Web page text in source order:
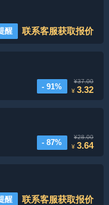
醒 联系客服获取报价
- 91%
¥37.00
¥3.32
- 87%
¥28.00
¥3.64
醒 联系客服获取报价